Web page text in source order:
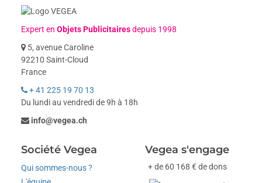
Expert enObjets Publicitairesdepuis 1998
5, avenue Caroline
92210 Saint-Cloud
France
+ 41 225 19 70 13
Du lundi au vendredi de 9h à 18h
info@vegea.ch
Société Vegea
Qui sommes-nous ?
Vegea s'engage
+ de 60 168 € de dons